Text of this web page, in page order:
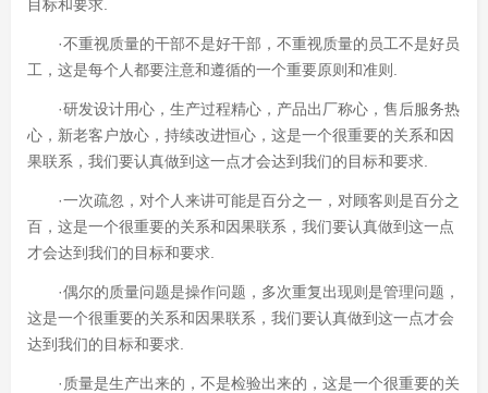
目标和要求.
·不重视质量的干部不是好干部，不重视质量的员工不是好员
工，这是每个人都要注意和遵循的一个重要原则和准则.
·研发设计用心，生产过程精心，产品出厂称心，售后服务热
心，新老客户放心，持续改进恒心，这是一个很重要的关系和因
果联系，我们要认真做到这一点才会达到我们的目标和要求.
·一次疏忽，对个人来讲可能是百分之一，对顾客则是百分之
百，这是一个很重要的关系和因果联系，我们要认真做到这一点
才会达到我们的目标和要求.
·偶尔的质量问题是操作问题，多次重复出现则是管理问题，
这是一个很重要的关系和因果联系，我们要认真做到这一点才会
达到我们的目标和要求.
·质量是生产出来的，不是检验出来的，这是一个很重要的关